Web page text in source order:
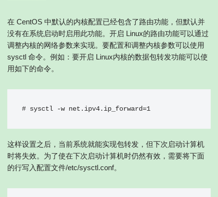
在 CentOS 中默认的内核配置已经包含了路由功能，但默认并
没有在系统启动时启用此功能。开启 Linux的路由功能可以通过
调整内核的网络参数来实现。要配置和调整内核参数可以使用
sysctl 命令。例如：要开启 Linux内核的数据包转发功能可以使
用如下的命令。
# sysctl -w net.ipv4.ip_forward=1
这样设置之后，当前系统就能实现包转发，但下次启动计算机
时将失效。为了使在下次启动计算机时仍然有效，需要将下面
的行写入配置文件/etc/sysctl.conf。